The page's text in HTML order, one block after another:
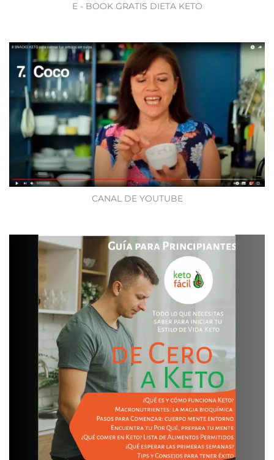
E - BOOK GRATIS DIETA KETO
CANAL DE YOUTUBE